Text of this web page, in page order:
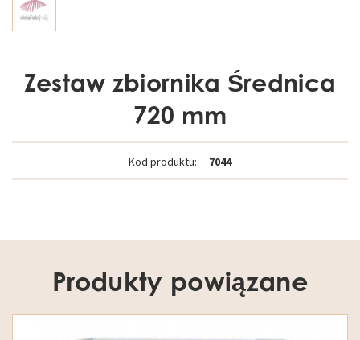
Zestaw zbiornika Średnica
720 mm
Kod produktu: 7044
Produkty powiązane